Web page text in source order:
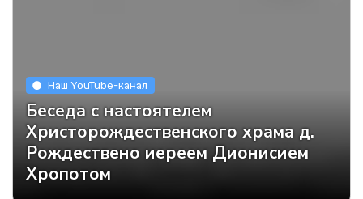
Наш YouTube-канал
Беседа с настоятелем
Христорождественского храма д.
Рождествено иереем Дионисием
Хропотом